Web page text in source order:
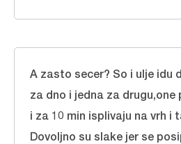
A zasto secer? So i ulje idu
za dno i jedna za drugu,one
i za 10 min isplivaju na vrh i
Dovoljno su slake jer se